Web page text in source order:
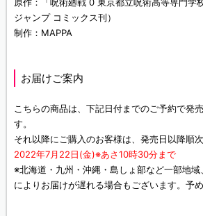
ジャンプ コミックス刊）
制作：MAPPA
お届けご案内
こちらの商品は、下記日付までのご予約で発
す。
それ以降にご購入のお客様は、発売日以降順
2022年7月22日(金)※あさ10時30分まで
※北海道・九州・沖縄・島しょ部など一部地
によりお届けが遅れる場合もございます。予め